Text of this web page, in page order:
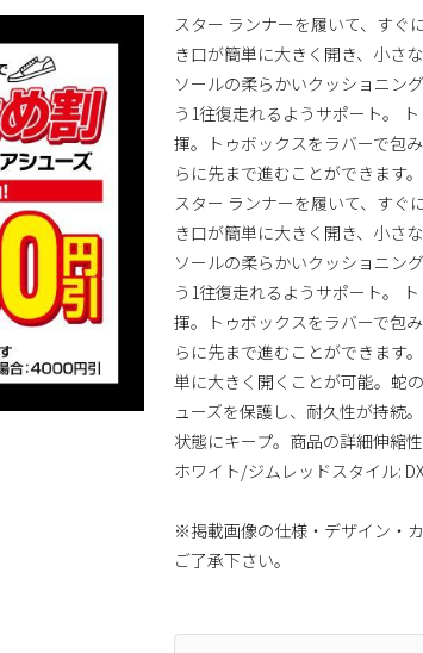
スター ランナーを履いて、すぐ
き口が簡単に大きく開き、小さ
ソールの柔らかいクッショニン
う1往復走れるようサポート。
揮。トゥボックスをラバーで包
らに先まで進むことができます。
スター ランナーを履いて、すぐ
き口が簡単に大きく開き、小さ
ソールの柔らかいクッショニン
う1往復走れるようサポート。
揮。トゥボックスをラバーで包
らに先まで進むことができます
単に大きく開くことが可能。蛇
ューズを保護し、耐久性が持続
状態にキープ。商品の詳細伸縮
ホワイト/ジムレッドスタイル:
※掲載画像の仕様・デザイン・
ご了承下さい。